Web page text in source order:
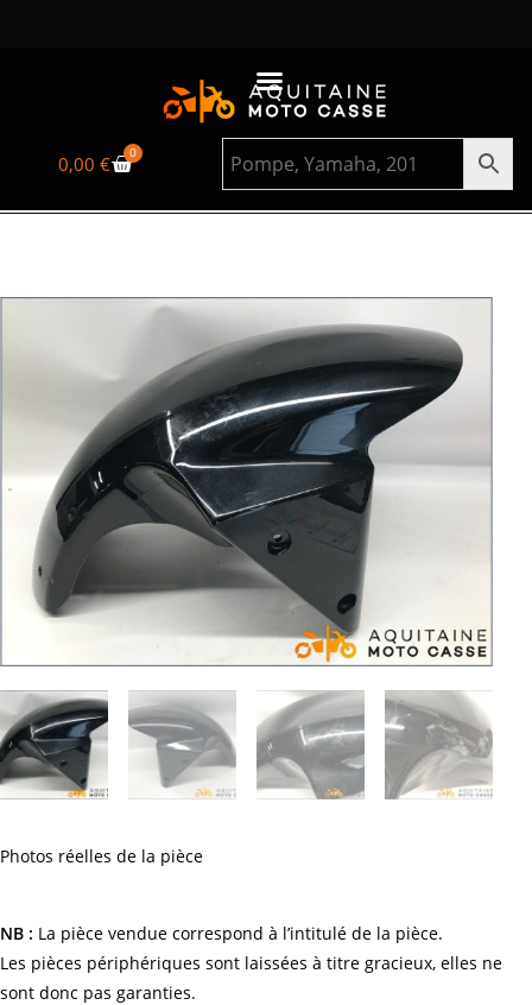
0,00€ 0
Photos réelles de la pièce
NB : La pièce vendue correspond à l’intitulé de la pièce.
Les pièces périphériques sont laissées à titre gracieux, elles ne
sont donc pas garanties.